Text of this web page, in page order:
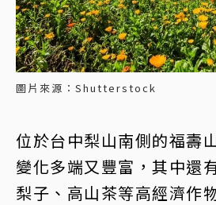
圖片來源：Shutterstock
位於台中梨山南側的福壽
變化多端又豐富，其中還
梨子、高山茶等高經濟作